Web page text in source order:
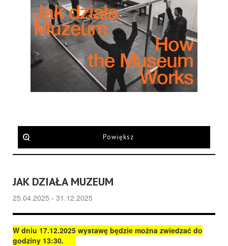
Powiększ
JAK DZIAŁA MUZEUM
25.04.2025 - 31.12.2025
W dniu 17.12.2025 wystawę będzie można zwiedzać do
godziny 13:30.